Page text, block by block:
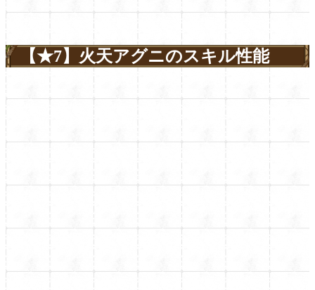
【★7】火天アグニのスキル性能